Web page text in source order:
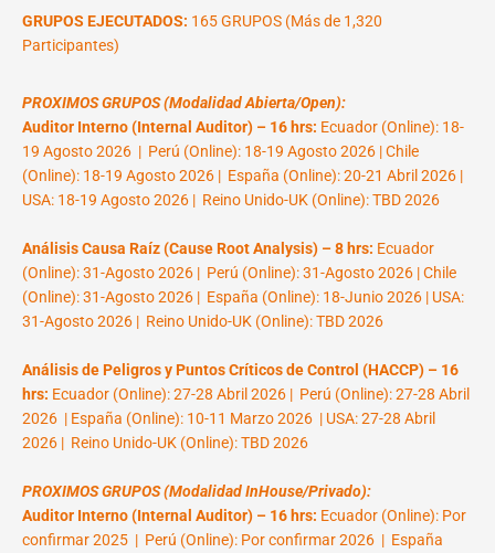
GRUPOS EJECUTADOS: 165 GRUPOS (Más de 1,320
Participantes)
PROXIMOS GRUPOS (Modalidad Abierta/Open):
Auditor Interno (Internal Auditor) – 16 hrs: Ecuador (Online): 18-
19 Agosto 2026 | Perú (Online): 18-19 Agosto 2026 | Chile
(Online): 18-19 Agosto 2026 | España (Online): 20-21 Abril 2026 |
USA: 18-19 Agosto 2026 | Reino Unido-UK (Online): TBD 2026
Análisis Causa Raíz (Cause Root Analysis) – 8 hrs: Ecuador
(Online): 31-Agosto 2026 | Perú (Online): 31-Agosto 2026 | Chile
(Online): 31-Agosto 2026 | España (Online): 18-Junio 2026 | USA:
31-Agosto 2026 | Reino Unido-UK (Online): TBD 2026
Análisis de Peligros y Puntos Críticos de Control (HACCP) – 16
hrs: Ecuador (Online): 27-28 Abril 2026 | Perú (Online): 27-28 Abril
2026 | España (Online): 10-11 Marzo 2026 | USA: 27-28 Abril
2026 | Reino Unido-UK (Online): TBD 2026
PROXIMOS GRUPOS (Modalidad InHouse/Privado):
Auditor Interno (Internal Auditor) – 16 hrs: Ecuador (Online): Por
confirmar 2025 | Perú (Online): Por confirmar 2026 | España